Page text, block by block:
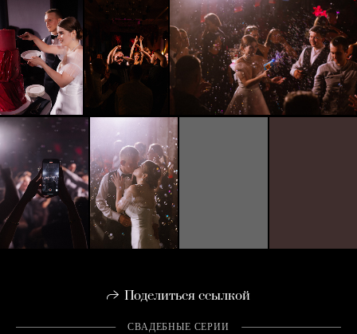
Поделиться ссылкой
СВАДЕБНЫЕ СЕРИИ